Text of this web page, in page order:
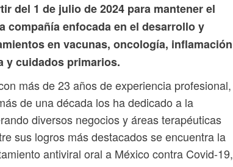
del 1 de julio de 2024 para mantener el
compañía enfocada en el desarrollo y
en vacunas, oncología, inflamación
y cuidados primarios.
más de 23 años de experiencia profesional,
de una década los ha dedicado a la
diversos negocios y áreas terapéuticas
sus logros más destacados se encuentra la
antiviral oral a México contra Covid-19,